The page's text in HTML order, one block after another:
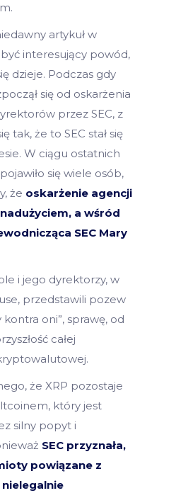
artykuł w
interesujący powód,
dzieje. Podczas gdy
się od oskarżenia
przez SEC, z
tak, że to SEC stał się
W ciągu ostatnich
się wiele osób,
że oskarżenie agencji
a wśród
SEC Mary
i jego dyrektorzy, w
przedstawili pozew
oni”, sprawę, od
całej
że XRP pozostaje
który jest
silny popyt i
SEC przyznała,
powiązane z
nielegalnie